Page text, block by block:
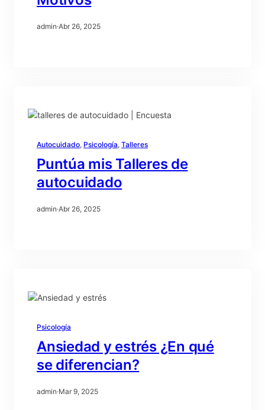
admin·Abr 26, 2025
Autocuidado, Psicología, Talleres
Puntúa mis Talleres de
autocuidado
admin·Abr 26, 2025
Psicología
Ansiedad y estrés ¿En qué
se diferencian?
admin·Mar 9, 2025